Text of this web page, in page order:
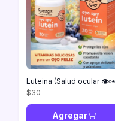
$30
Agregar